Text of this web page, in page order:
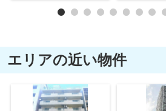
エリアの近い物件